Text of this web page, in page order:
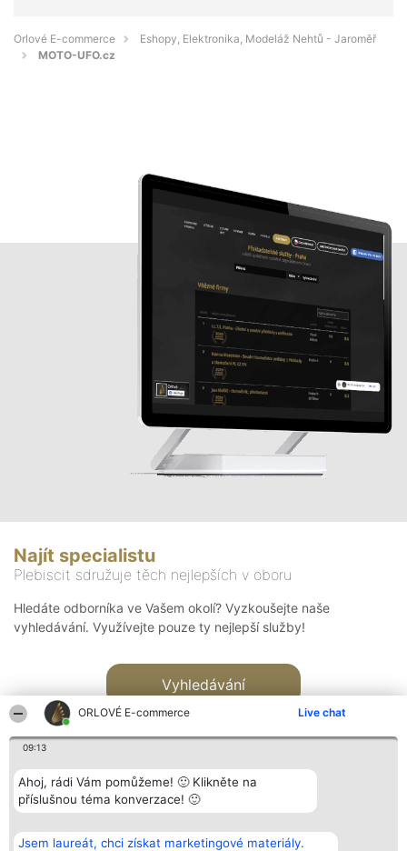
ORLOVÉ E-commerce Live chat
09:13
Ahoj, rádi Vám pomůžeme! 🙂 Klikněte na
příslušnou téma konverzace! 🙂
Jsem laureát, chci získat marketingové materiály.
Orlové E-commerce
Eshopy, Elektronika, Modeláž Nehtů - Jaroměř
MOTO-UFO.cz
Najít specialistu
Plebiscit sdružuje těch nejlepších v oboru
Hledáte odborníka ve Vašem okolí? Vyzkoušejte naše
vyhledávání. Využívejte pouze ty nejlepší služby!
Vyhledávání
Bright Side Solutions sp. z o.
o. sp. k.
Vítězové
Seznam všech
Kontakt